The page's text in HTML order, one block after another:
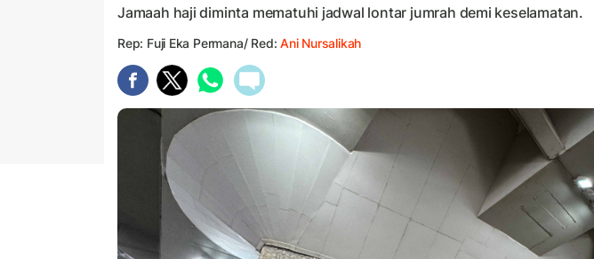
Jamaah haji diminta mematuhi jadwal lontar jumrah demi keselamatan.
Rep: Fuji Eka Permana/ Red:Ani Nursalikah